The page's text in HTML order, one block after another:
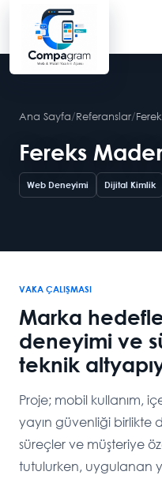
Ana Sayfa/Referanslar/
Fereks
Web Deneyimi Dijital Kimlik
VAKA ÇALIŞMASI
Marka
deneyimi ve
teknik
Proje; mobil kullanım,
yayın güvenliği birlikte
süreçler ve müşteriye
tutulurken, uygulanan